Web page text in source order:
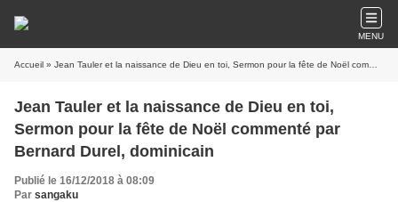
MENU
Accueil » Jean Tauler et la naissance de Dieu en toi, Sermon pour la fête de Noël commenté par Bernard Durel, dominicain
Jean Tauler et la naissance de Dieu en toi,
Sermon pour la fête de Noël commenté par
Bernard Durel, dominicain
Publié le 16/12/2018 à 08:09
Par sangaku